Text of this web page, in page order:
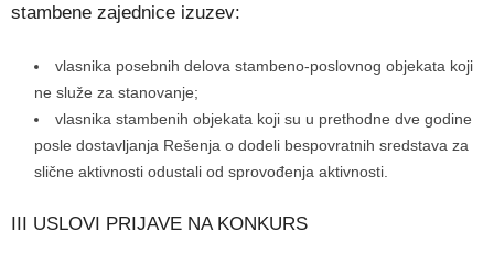
stambene zajednice izuzev:
vlasnika posebnih delova stambeno-poslovnog objekata koji
ne služe za stanovanje;
vlasnika stambenih objekata koji su u prethodne dve godine
posle dostavljanja Rešenja o dodeli bespovratnih sredstava za
slične aktivnosti odustali od sprovođenja aktivnosti.
III USLOVI PRIJAVE NA KONKURS